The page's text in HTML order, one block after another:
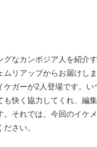
グなカンボジア人を紹介
ムリアップからお届けし
ケガーが2人登場です。い
も快く協力してくれ、編
。それでは、今回のイケ
さい。